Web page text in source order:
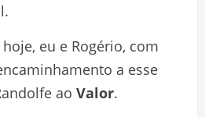
eu e Rogério, com
a esse
ao Valor.